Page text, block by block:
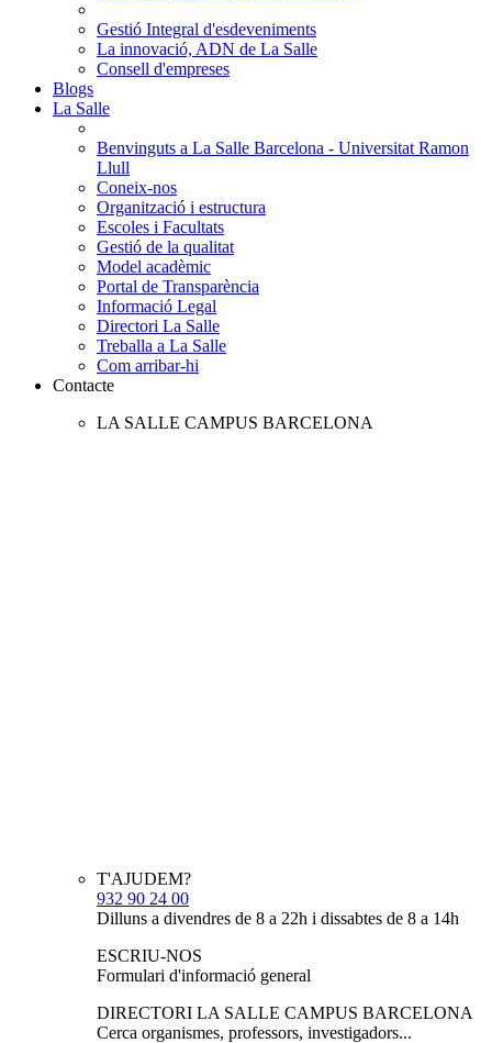
Gestió Integral d'esdeveniments
La innovació, ADN de La Salle
Consell d'empreses
Blogs
La Salle
Benvinguts a La Salle Barcelona - Universitat Ramon
Llull
Coneix-nos
Organització i estructura
Escoles i Facultats
Gestió de la qualitat
Model acadèmic
Portal de Transparència
Informació Legal
Directori La Salle
Treballa a La Salle
Com arribar-hi
Contacte
LA SALLE CAMPUS BARCELONA
T'AJUDEM?
932 90 24 00
Dilluns a divendres de 8 a 22h i dissabtes de 8 a 14h
ESCRIU-NOS
Formulari d'informació general
DIRECTORI LA SALLE CAMPUS BARCELONA
Cerca organismes, professors, investigadors...